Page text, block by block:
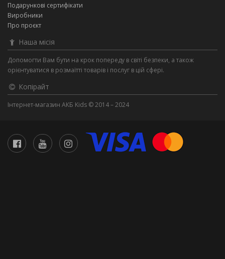
Подарункові сертифікати
Виробники
Про проєкт
Наша місія
Допомогти Вам бути на крок попереду в світі безпеки, а також
орієнтуватися в розмаїтті товарів і послуг в цій сфері.
Копірайт
Інтернет-магазин АКБ Kids © 2014 – 2024